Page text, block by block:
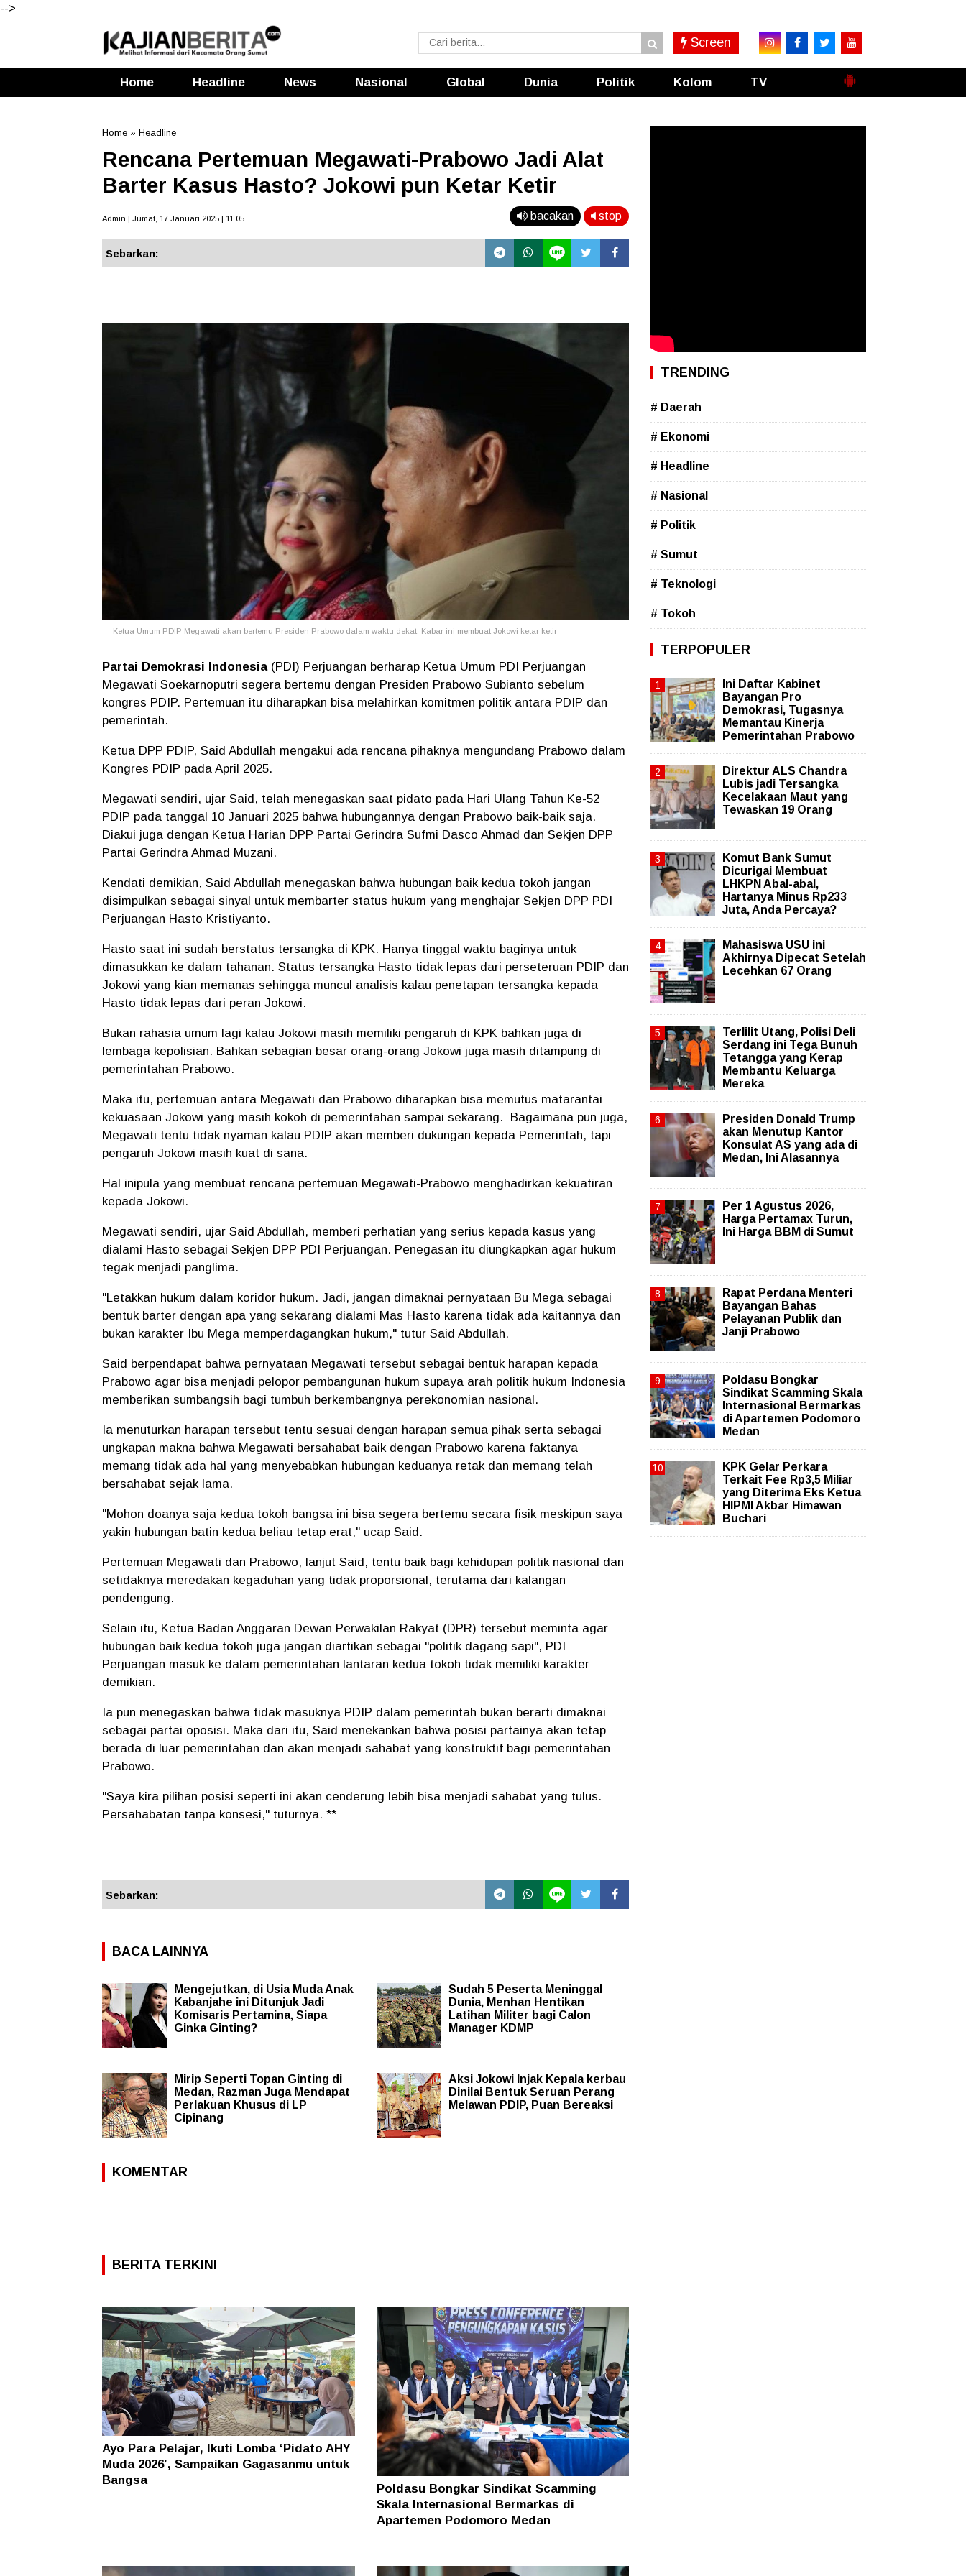
-->
Screen
Home Headline News Nasional Global Dunia Politik Kolom TV
Home » Headline
Rencana Pertemuan Megawati-Prabowo Jadi Alat
Barter Kasus Hasto? Jokowi pun Ketar Ketir
Admin | Jumat, 17 Januari 2025 | 11.05 bacakan stop
Sebarkan:
Ketua Umum PDIP Megawati akan bertemu Presiden Prabowo dalam waktu dekat. Kabar ini membuat Jokowi ketar ketir
Partai Demokrasi Indonesia(PDI) Perjuangan berharap Ketua Umum PDI Perjuangan
Megawati Soekarnoputri segera bertemu dengan Presiden Prabowo Subianto sebelum
kongres PDIP. Pertemuan itu diharapkan bisa melahirkan komitmen politik antara PDIP dan
pemerintah.
Ketua DPP PDIP, Said Abdullah mengakui ada rencana pihaknya mengundang Prabowo dalam
Kongres PDIP pada April 2025.
Megawati sendiri, ujar Said, telah menegaskan saat pidato pada Hari Ulang Tahun Ke-52
PDIP pada tanggal 10 Januari 2025 bahwa hubungannya dengan Prabowo baik-baik saja.
Diakui juga dengan Ketua Harian DPP Partai Gerindra Sufmi Dasco Ahmad dan Sekjen DPP
Partai Gerindra Ahmad Muzani.
Kendati demikian, Said Abdullah menegaskan bahwa hubungan baik kedua tokoh jangan
disimpulkan sebagai sinyal untuk membarter status hukum yang menghajar Sekjen DPP PDI
Perjuangan Hasto Kristiyanto.
Hasto saat ini sudah berstatus tersangka di KPK. Hanya tinggal waktu baginya untuk
dimasukkan ke dalam tahanan. Status tersangka Hasto tidak lepas dari perseteruan PDIP dan
Jokowi yang kian memanas sehingga muncul analisis kalau penetapan tersangka kepada
Hasto tidak lepas dari peran Jokowi.
Bukan rahasia umum lagi kalau Jokowi masih memiliki pengaruh di KPK bahkan juga di
lembaga kepolisian. Bahkan sebagian besar orang-orang Jokowi juga masih ditampung di
pemerintahan Prabowo.
Maka itu, pertemuan antara Megawati dan Prabowo diharapkan bisa memutus matarantai
kekuasaan Jokowi yang masih kokoh di pemerintahan sampai sekarang.
Bagaimana pun juga,
Megawati tentu tidak nyaman kalau PDIP akan memberi dukungan kepada Pemerintah, tapi
pengaruh Jokowi masih kuat di sana.
Hal inipula yang membuat rencana pertemuan Megawati-Prabowo menghadirkan kekuatiran
kepada Jokowi.
Megawati sendiri, ujar Said Abdullah, memberi perhatian yang serius kepada kasus yang
dialami Hasto sebagai Sekjen DPP PDI Perjuangan. Penegasan itu diungkapkan agar hukum
tegak menjadi panglima.
"Letakkan hukum dalam koridor hukum. Jadi, jangan dimaknai pernyataan Bu Mega sebagai
bentuk barter dengan apa yang sekarang dialami Mas Hasto karena tidak ada kaitannya dan
bukan karakter Ibu Mega memperdagangkan hukum," tutur Said Abdullah.
Said berpendapat bahwa pernyataan Megawati tersebut sebagai bentuk harapan kepada
Prabowo agar bisa menjadi pelopor pembangunan hukum supaya arah politik hukum Indonesia
memberikan sumbangsih bagi tumbuh berkembangnya perekonomian nasional.
Ia menuturkan harapan tersebut tentu sesuai dengan harapan semua pihak serta sebagai
ungkapan makna bahwa Megawati bersahabat baik dengan Prabowo karena faktanya
memang tidak ada hal yang menyebabkan hubungan keduanya retak dan memang telah
bersahabat sejak lama.
"Mohon doanya saja kedua tokoh bangsa ini bisa segera bertemu secara fisik meskipun saya
yakin hubungan batin kedua beliau tetap erat," ucap Said.
Pertemuan Megawati dan Prabowo, lanjut Said, tentu baik bagi kehidupan politik nasional dan
setidaknya meredakan kegaduhan yang tidak proporsional, terutama dari kalangan
pendengung.
Selain itu, Ketua Badan Anggaran Dewan Perwakilan Rakyat (DPR) tersebut meminta agar
hubungan baik kedua tokoh juga jangan diartikan sebagai "politik dagang sapi", PDI
Perjuangan masuk ke dalam pemerintahan lantaran kedua tokoh tidak memiliki karakter
demikian.
Ia pun menegaskan bahwa tidak masuknya PDIP dalam pemerintah bukan berarti dimaknai
sebagai partai oposisi. Maka dari itu, Said menekankan bahwa posisi partainya akan tetap
berada di luar pemerintahan dan akan menjadi sahabat yang konstruktif bagi pemerintahan
Prabowo.
"Saya kira pilihan posisi seperti ini akan cenderung lebih bisa menjadi sahabat yang tulus.
Persahabatan tanpa konsesi," tuturnya. **
Sebarkan:
BACA LAINNYA
Mengejutkan, di Usia Muda Anak
Kabanjahe ini Ditunjuk Jadi
Komisaris Pertamina, Siapa
Ginka Ginting?
Sudah 5 Peserta Meninggal
Dunia, Menhan Hentikan
Latihan Militer bagi Calon
Manager KDMP
Mirip Seperti Topan Ginting di
Medan, Razman Juga Mendapat
Perlakuan Khusus di LP
Cipinang
Aksi Jokowi Injak Kepala kerbau
Dinilai Bentuk Seruan Perang
Melawan PDIP, Puan Bereaksi
KOMENTAR
BERITA TERKINI
Ayo Para Pelajar, Ikuti Lomba ‘Pidato AHY
Muda 2026’, Sampaikan Gagasanmu untuk
Bangsa
Poldasu Bongkar Sindikat Scamming
Skala Internasional Bermarkas di
Apartemen Podomoro Medan
TRENDING
# Daerah
# Ekonomi
# Headline
# Nasional
# Politik
# Sumut
# Teknologi
# Tokoh
TERPOPULER
Ini Daftar Kabinet
Bayangan Pro
Demokrasi, Tugasnya
Memantau Kinerja
Pemerintahan Prabowo
Direktur ALS Chandra
Lubis jadi Tersangka
Kecelakaan Maut yang
Tewaskan 19 Orang
Komut Bank Sumut
Dicurigai Membuat
LHKPN Abal-abal,
Hartanya Minus Rp233
Juta, Anda Percaya?
Mahasiswa USU ini
Akhirnya Dipecat Setelah
Lecehkan 67 Orang
Terlilit Utang, Polisi Deli
Serdang ini Tega Bunuh
Tetangga yang Kerap
Membantu Keluarga
Mereka
Presiden Donald Trump
akan Menutup Kantor
Konsulat AS yang ada di
Medan, Ini Alasannya
Per 1 Agustus 2026,
Harga Pertamax Turun,
Ini Harga BBM di Sumut
Rapat Perdana Menteri
Bayangan Bahas
Pelayanan Publik dan
Janji Prabowo
Poldasu Bongkar
Sindikat Scamming Skala
Internasional Bermarkas
di Apartemen Podomoro
Medan
KPK Gelar Perkara
Terkait Fee Rp3,5 Miliar
yang Diterima Eks Ketua
HIPMI Akbar Himawan
Buchari